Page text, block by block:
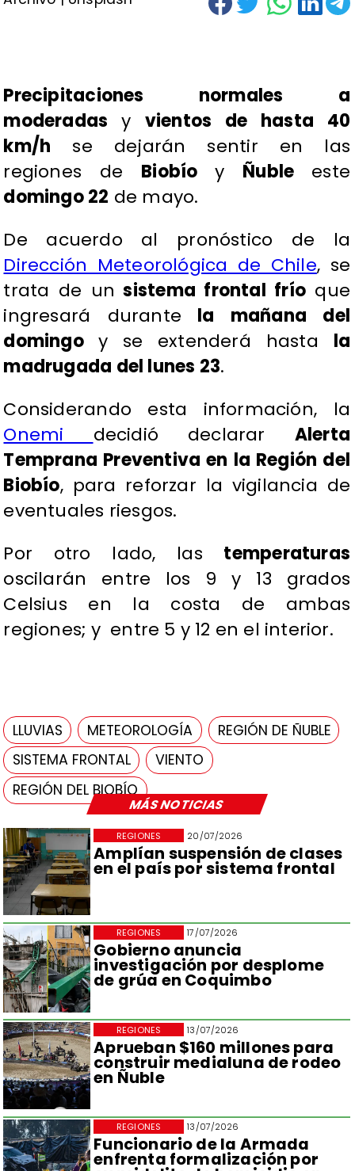
MÁS NOTICIAS
20/07/2026
Amplían suspensión de clases
en el país por sistema frontal
REGIONES
17/07/2026
Gobierno anuncia
investigación por desplome
de grúa en Coquimbo
REGIONES
13/07/2026
Aprueban $160 millones para
construir medialuna de rodeo
en Ñuble
REGIONES
13/07/2026
Funcionario de la Armada
enfrenta formalización por
REGIONES
Precipitaciones normales a
moderadas y vientos de hasta 40
km/h se dejarán sentir en las
regiones de Biobíoy Ñuble este
domingo 22 de mayo.
De acuerdo al pronóstico de la
Dirección Meteorológica de Chile, se
trata de un sistema frontal fríoque
ingresará durante la mañana del
domingo y se extenderá hasta la
madrugada del lunes 23.
Considerando esta información, la
Onemi decidió declarar Alerta
Temprana Preventiva en la Región del
Biobío, para reforzar la vigilancia de
eventuales riesgos.
Por otro lado, las temperaturas
oscilarán entre los 9 y 13 grados
Celsius en la costa de ambas
regiones; y entre 5 y 12 en el interior.
LLUVIAS METEOROLOGÍA
REGIÓN DE ÑUBLE
SISTEMA FRONTAL
VIENTO
REGIÓN DEL BIOBÍO